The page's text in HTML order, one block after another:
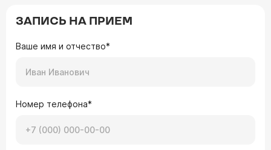
ЗАПИСЬ НА ПРИЕМ
Ваше имя и отчество*
Номер телефона*